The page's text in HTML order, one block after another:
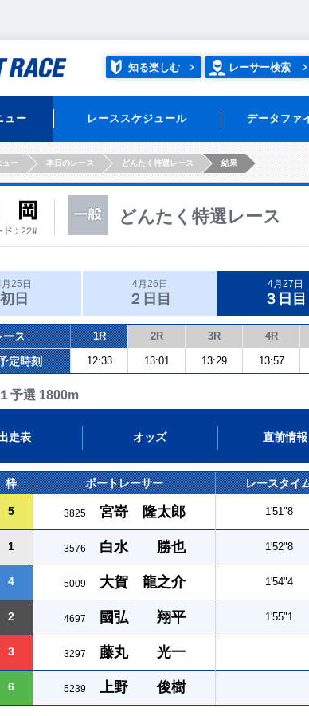
知る楽しむ レーサー検索
ュー レーススケジュール データファ
ュー 本日のレース どんたく特選レース 結果
どんたく特選レース
25日
初日
4月26日
２日目
4月27日
３日目
ース 1R 2R 3R 4R
定時刻 12:33 13:01 13:29 13:57
予選 1800m
走表 オッズ 直前情報
枠 ボートレーサー レースタイ
5 3825 宮嵜 隆太郎 1'51"8
1 3576 白水 勝也 1'52"8
4 5009 大賀 龍之介 1'54"4
2 4697 國弘 翔平 1'55"1
3 3297 藤丸 光一
6 5239 上野 俊樹